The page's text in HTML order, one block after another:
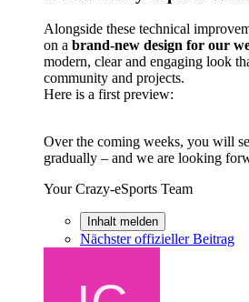
Alongside these technical
on a brand-new design for our
modern, clear and engaging look
community and projects.
Here is a first preview:
Over the coming weeks, you will
gradually – and we are looking
Your Crazy-eSports Team
Inhalt melden
Nächster offizieller Beitrag